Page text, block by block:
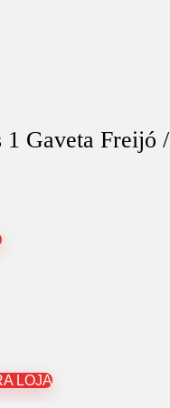
Gaveta Freijó /
LOJA